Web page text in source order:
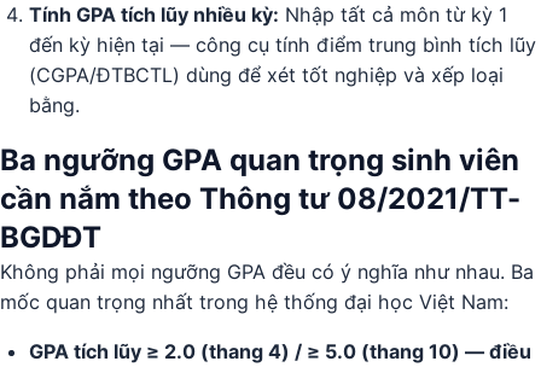
Tính GPA tích lũy nhiều kỳ: Nhập tất cả môn từ kỳ 1
đến kỳ hiện tại — công cụ tính điểm trung bình tích lũy
(CGPA/ĐTBCTL) dùng để xét tốt nghiệp và xếp loại
bằng.
Ba ngưỡng GPA quan trọng sinh viên
cần nắm theo Thông tư 08/2021/TT-
BGDĐT
Không phải mọi ngưỡng GPA đều có ý nghĩa như nhau. Ba
mốc quan trọng nhất trong hệ thống đại học Việt Nam:
GPA tích lũy ≥ 2.0 (thang 4) / ≥ 5.0 (thang 10) — điều